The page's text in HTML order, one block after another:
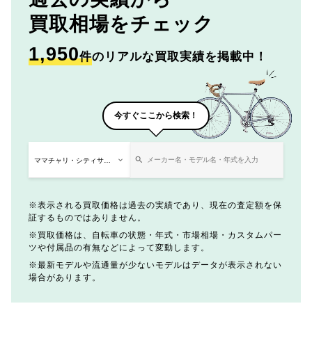
買取相場をチェック
1,950件のリアルな買取実績を掲載中！
今すぐここから検索！
表示される買取価格は過去の実績であり、現在の査定額を保
証するものではありません。
買取価格は、自転車の状態・年式・市場相場・カスタムパー
ツや付属品の有無などによって変動します。
最新モデルや流通量が少ないモデルはデータが表示されない
場合があります。